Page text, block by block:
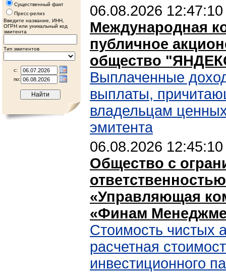
Существенный факт
Пресс-релиз
Введите название, ИНН,
ОГРН или уникальный код
эмитента
Тип эмитентов
с:
по:
06.08.2026 12:47:10
Международная
публичное
общество
Выплаченные
выплаты,
владельцам
эмитента
06.08.2026 12:45:10
Общество с
ответственностью
«Управляющая
«Финам
Стоимость чистых
расчетная
инвестиционного